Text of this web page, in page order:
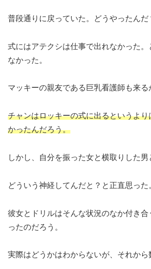
普段通りに戻っていた。どうやったんだ
式にはアテクシは仕事で出れなかった。
なかった。
マッキーの親友である巨乳看護師も来る
チャンはロッキーの式に出るというよ
かったんだろう。
しかし、自分を振った女と横取りした男
どういう神経してんだと？と正直思った
彼女とドリルはそんな状況のなか付き
ったのだろう。
実際はどうかはわからないが、それから